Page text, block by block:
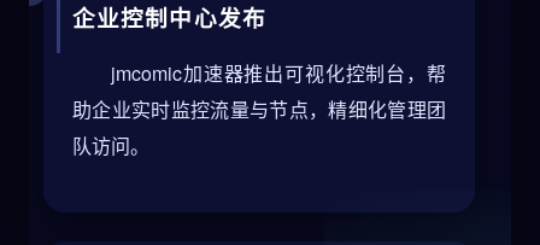
企业控制中心发布
jmcomic加速器推出可视化控制台，帮
助企业实时监控流量与节点，精细化管理团
队访问。